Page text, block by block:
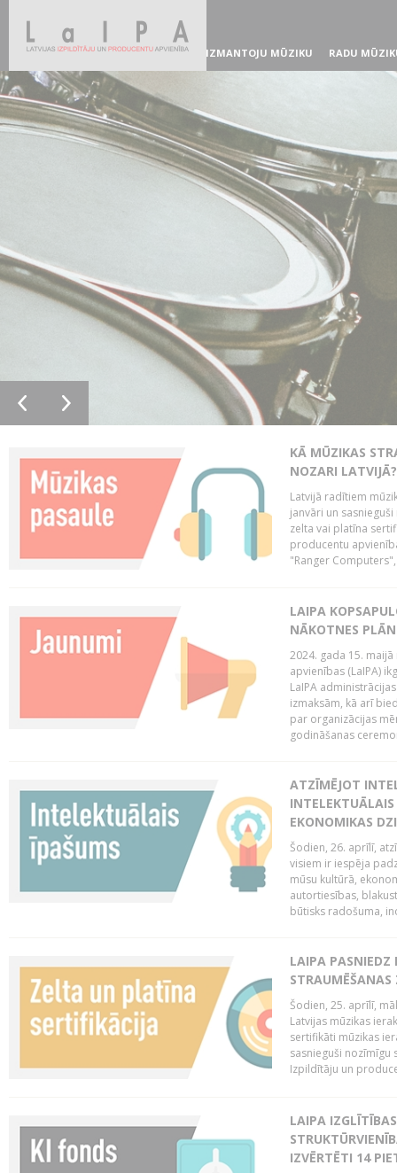
IZMANTOJU MŪZIKU RADU
KĀ MŪZIKAS
NOZARI LATVIJĀ?
Latvijā radītiem
janvāri un
zelta vai platīna
producentu
"Ranger
LAIPA
NĀKOTNES
2024. gada 15.
apvienības (LaIPA)
LaIPA
izmaksām, kā arī
par organizācijas
godināšanas
ATZĪMĒJOT
EKONOMIKAS
Šodien, 26. aprīlī,
visiem ir iespēja
mūsu kultūrā,
autortiesības,
būtisks radošuma,
LAIPA PASNIEDZ
Šodien, 25. aprīlī,
Latvijas mūzikas
sertifikāti mūzikas
sasnieguši nozīmīgu
Izpildītāju un
LAIPA
IZVĒRTĒTI 14